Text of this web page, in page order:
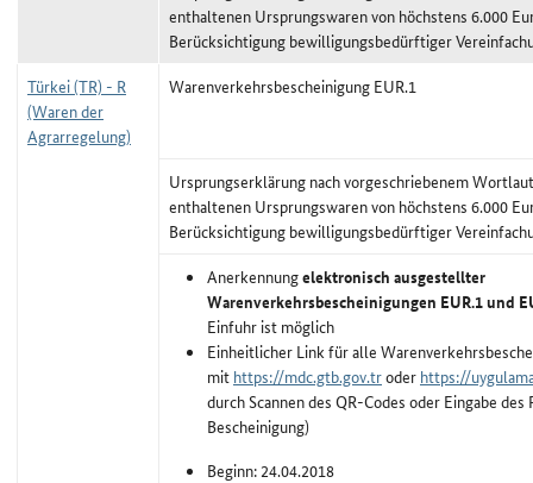
enthaltenen Ursprungswaren von höchstens 6.000
Berücksichtigung bewilligungsbedürftiger
Türkei (TR) - R
(Waren der
Agrarregelung)
Warenverkehrsbescheinigung EUR.1
Ursprungserklärung nach vorgeschriebenem
enthaltenen Ursprungswaren von höchstens 6.000
Berücksichtigung bewilligungsbedürftiger
Anerkennungelektronisch ausgestellter
Warenverkehrsbescheinigungen EUR.1 und
Einfuhr ist möglich
Einheitlicher Link für alle
mit https://mdc.gtb.gov.troder https://
durch Scannen des QR-Codes oder Eingabe des
Bescheinigung)
Beginn: 24.04.2018